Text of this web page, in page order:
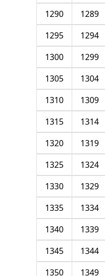
1289
1290
1294
1295
1299
1300
1304
1305
1309
1310
1314
1315
1319
1320
1324
1325
1329
1330
1334
1335
1339
1340
1344
1345
1349
1350